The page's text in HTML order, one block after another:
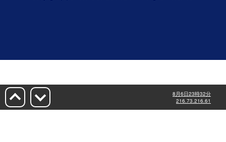
8月6日23時32分
216.73.216.61